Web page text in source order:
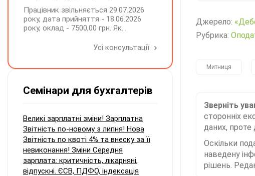
Джерело:
Рубрика:
Митниця
Зверніть
сторонніх
даних, проте
Оскільки
наведену
рішень.
Працівник звільняється 29.07.2026
року, дата прийняття - 18.06.2026
року, оклад - 7500,00 грн. Як
невикористаних днів відпустки при
Усі консультації
Семінари для бухгалтерів
Великі зарплатні зміни! Зарплатна
Звітність по-новому з липня! Нова
Звітність по квоті 4% та внеску за її
невиконання! Зміни Середня
зарплата: критичність, лікарняні,
відпускні. ЄСВ, ПДФО, індексація